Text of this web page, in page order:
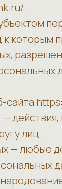
.
сайта
лиц.
— любые